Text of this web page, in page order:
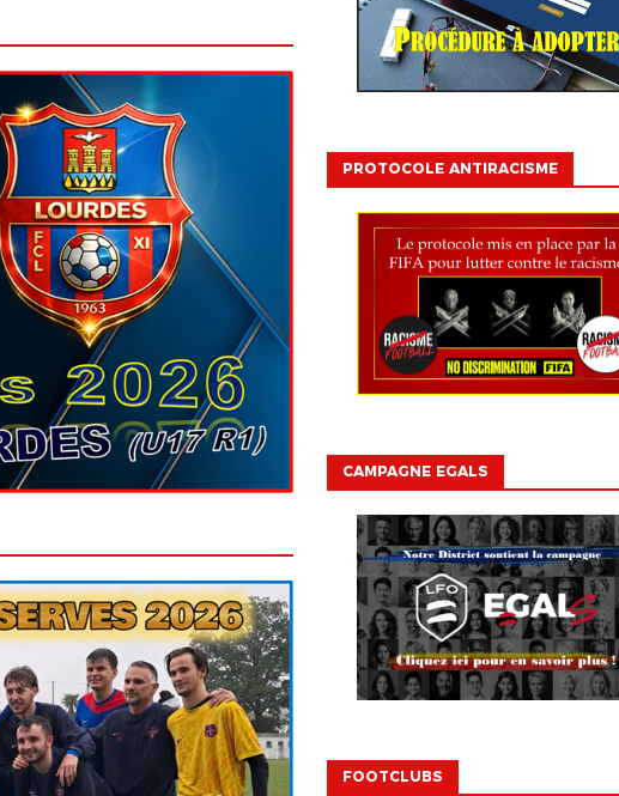
PROTOCOLE ANTIRACISME
CAMPAGNE EGALS
FOOTCLUBS